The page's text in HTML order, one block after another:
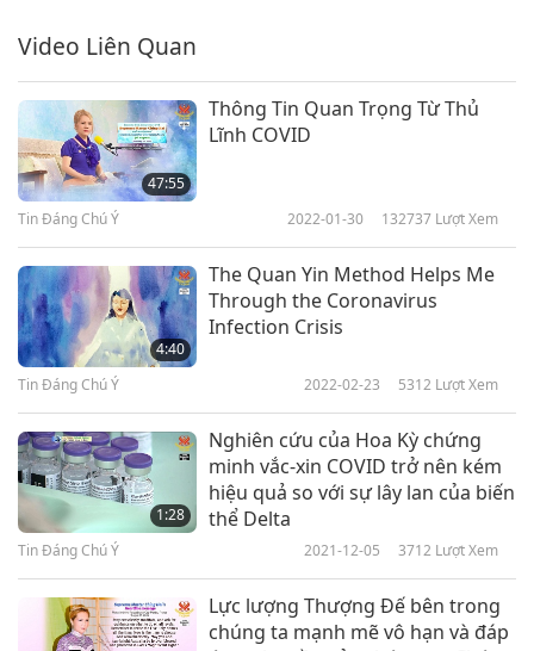
trên thế giới sẽ nhanh chóng thức tỉnh. Sư Phụ
đã rơi nước mắt nhiều như đại dương rồi. Xin tất
cả mọi người trên thế giới, hãy mau thức tỉnh!
Con cầu chúc Sư Phụ sức khỏe, an toàn và sứ
mệnh của Ngài được hoàn thành. Cầu chúc đội
ngũ Truyền Hình Vô Thượng Sư được bình an và
vui vẻ. Trân trọng, Đệ tử của Ngài, Phương Nghi
từ Đài Loan (Formosa)
Phương Nghi đáng kính, Xin cảm kích những lời
chúc tốt đẹp và cảm ơn vì đã chia sẻ thể nghiệm
bên trong của cô. Chúng tôi hoàn toàn đồng ý
rằng cách duy nhất để nhân loại được bảo vệ
khỏi COVID-19 là hướng đến lối sống thuần chay
nhân từ và chân thành sám hối về những việc
làm sai trái trong quá khứ. Xin cầu nguyện cho
Video Liên Quan
47:55
Thông Tin Quan Trọng Từ Thủ
Lĩnh COVID
Tin Đáng Chú Ý 2022-01-30 132737 Lượt Xem
4:40
The Quan Yin Method Helps Me
Through the Coronavirus
Infection Crisis
Tin Đáng Chú Ý 2022-02-23 5312 Lượt Xem
1:28
Nghiên cứu của Hoa Kỳ chứng
minh vắc-xin COVID trở nên kém
hiệu quả so với sự lây lan của biến
thể Delta
Tin Đáng Chú Ý 2021-12-05 3712 Lượt Xem
Lực lượng Thượng Đế bên trong
chúng ta mạnh mẽ vô hạn và đáp